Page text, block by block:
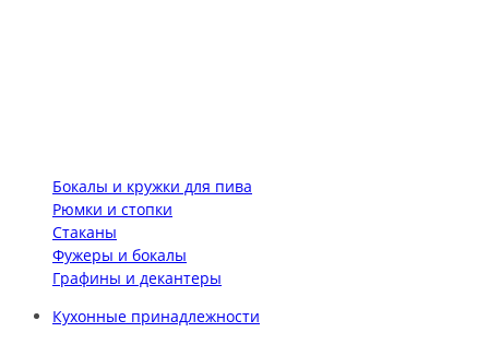
Бокалы и кружки для пива
Рюмки и стопки
Стаканы
Фужеры и бокалы
Графины и декантеры
Кухонные принадлежности